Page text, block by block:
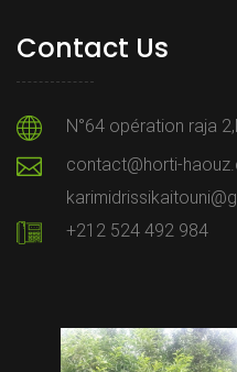
Contact Us
N°64 opération raja
contact@horti-
+212 524 492 984